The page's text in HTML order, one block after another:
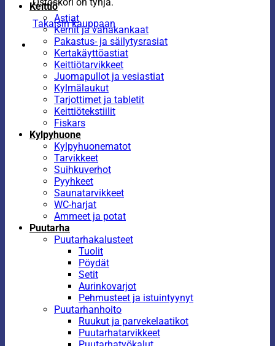
Takaisin kauppaan
Keittiö
Astiat
Kernit ja vahakankaat
Pakastus- ja säilytysrasiat
Kertakäyttöastiat
Keittiötarvikkeet
Juomapullot ja vesiastiat
Kylmälaukut
Tarjottimet ja tabletit
Keittiötekstiilit
Fiskars
Kylpyhuone
Kylpyhuonematot
Tarvikkeet
Suihkuverhot
Pyyhkeet
Saunatarvikkeet
WC-harjat
Ammeet ja potat
Puutarha
Puutarhakalusteet
Tuolit
Pöydät
Setit
Aurinkovarjot
Pehmusteet ja istuintyynyt
Puutarhanhoito
Ruukut ja parvekelaatikot
Puutarhatarvikkeet